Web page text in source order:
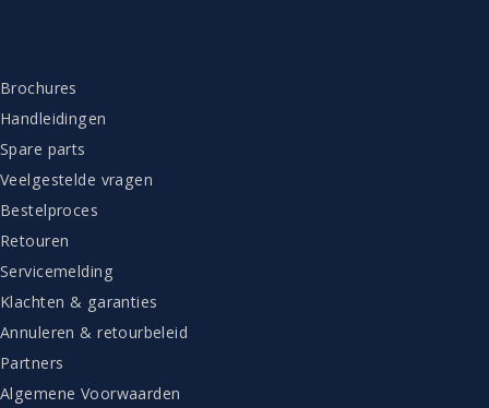
Brochures
Handleidingen
Spare parts
Veelgestelde vragen
Bestelproces
Retouren
Servicemelding
Klachten & garanties
Annuleren & retourbeleid
Partners
Algemene Voorwaarden